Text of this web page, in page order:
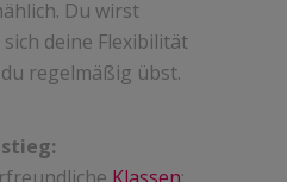
Du wirst
deine Flexibilität
regelmäßig übst.